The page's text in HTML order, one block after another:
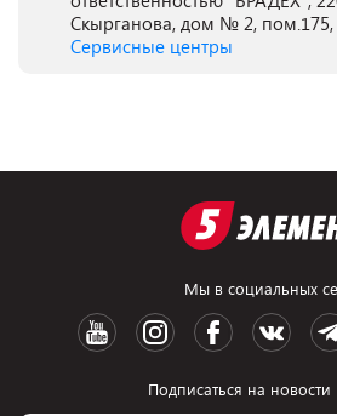
Скырганова, дом № 2, пом.175,
Сервисные центры
Мы в социальных
Подписаться на